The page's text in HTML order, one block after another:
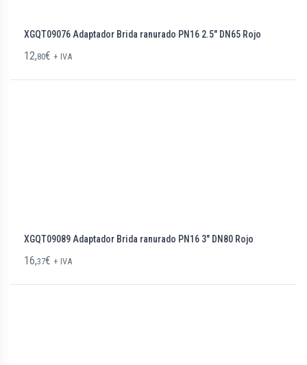
XGQT09076 Adaptador Brida ranurado PN16 2.5″ DN65 Rojo
12,80€ + IVA
XGQT09089 Adaptador Brida ranurado PN16 3″ DN80 Rojo
16,37€ + IVA